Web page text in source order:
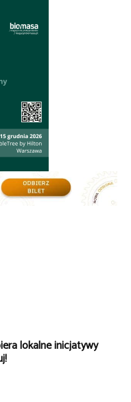
lokalne inicjatywy